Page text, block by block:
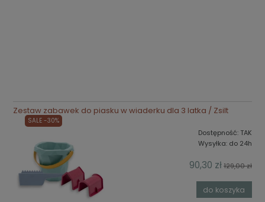
Zestaw zabawek do piasku w wiaderku dla 3 latka / Zsilt
Dostępność: TAK
Wysyłka: do 24h
90,30 zł129,00 zł
do koszyka
SALE -30%